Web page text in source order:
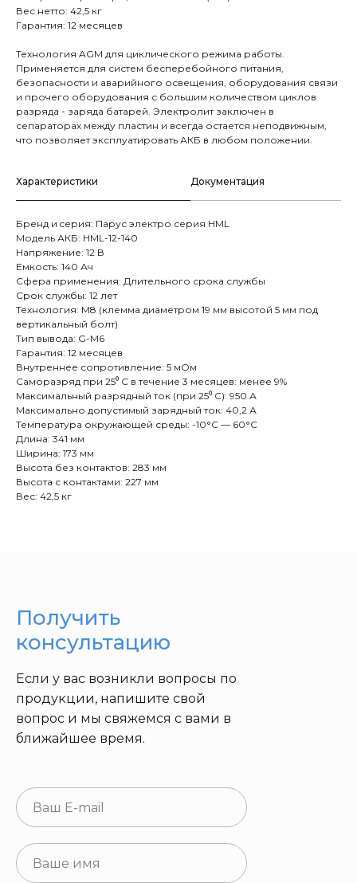
Вес нетто: 42,5 кг
Гарантия: 12 месяцев
Технология AGM для циклического режима работы.
Применяется для систем бесперебойного питания,
безопасности и аварийного освещения, оборудования связи
и прочего оборудования с большим количеством циклов
разряда - заряда батарей. Электролит заключен в
сепараторах между пластин и всегда остается неподвижным,
что позволяет эксплуатировать АКБ в любом положении.
Характеристики Документация
Бренд и cерия: Парус электро серия HML
Модель АКБ: HML-12-140
Напряжение: 12 В
Емкость: 140 Ач
Сфера применения: Длительного срока службы
Срок службы: 12 лет
Технология: M8 (клемма диаметром 19 мм высотой 5 мм под
вертикальный болт)
Тип вывода: G-M6
Гарантия: 12 месяцев
Внутреннее сопротивление: 5 мОм
Саморазряд при 25⁰ С в течение 3 месяцев: менее 9%
Максимальный разрядный ток (при 25⁰ С): 950 А
Максимально допустимый зарядный ток: 40,2 А
Температура окружающей среды: -10°C — 60°C
Длина: 341 мм
Ширина: 173 мм
Высота без контактов: 283 мм
Высота с контактами: 227 мм
Вес: 42,5 кг
Если у вас возникли вопросы по
продукции, напишите свой
вопрос и мы свяжемся с вами в
ближайшее время.
Получить
консультацию